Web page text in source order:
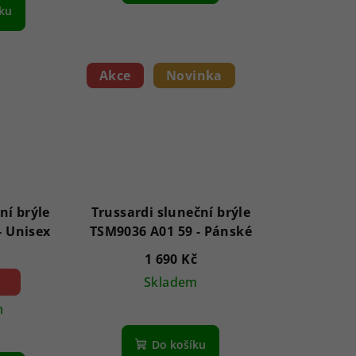
brýle
AVGSR 5BK 63 - Unisex
Akce Novinka
Trussardi sluneční brýle
TSM9036 A01 59 - Pánské
1 690 Kč
Skladem
Do košíku